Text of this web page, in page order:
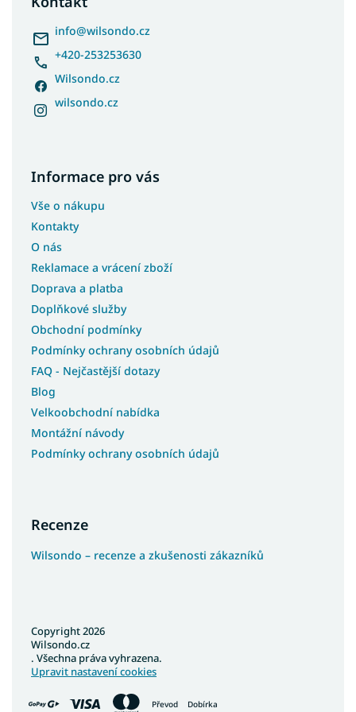
info@wilsondo.cz
+420-253253630
Wilsondo.cz
wilsondo.cz
Informace pro vás
Vše o nákupu
Kontakty
O nás
Reklamace a vrácení zboží
Doprava a platba
Doplňkové služby
Obchodní podmínky
Podmínky ochrany osobních údajů
FAQ - Nejčastější dotazy
Blog
Velkoobchodní nabídka
Montážní návody
Podmínky ochrany osobních údajů
Recenze
Wilsondo – recenze a zkušenosti zákazníků
Převod Dobírka
Copyright 2026
Wilsondo.cz
. Všechna práva vyhrazena.
Upravit nastavení cookies